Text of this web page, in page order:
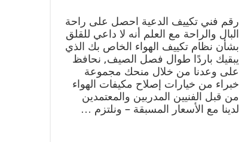
رقم فني تكييف الدعية احصل على راحة
البال والراحة مع العلم أنه لا داعي للقلق
بشأن نظام تكييف الهواء الخاص بك الذي
يبقيك باردًا طوال فصل الصيف, نحافظ
على وعدنا من خلال منحك مجموعة
خبراء من خيارات إصلاح مكيفات الهواء
من قبل الفنيين المدربين والمعتمدين
لدينا مع الأسعار المسبقة – ونلتزم …